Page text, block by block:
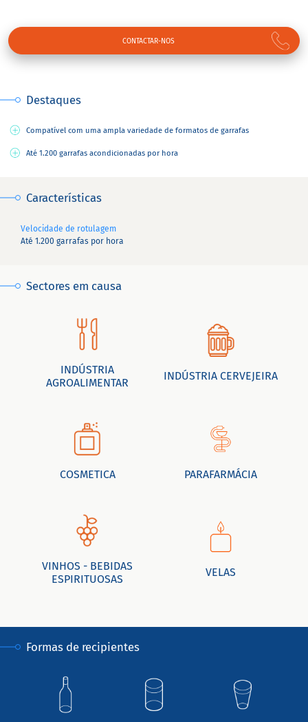
CONTACTAR-NOS
Destaques
Compatível com uma ampla variedade de formatos de garrafas
Até 1.200 garrafas acondicionadas por hora
Características
Velocidade de rotulagem
Até 1.200 garrafas por hora
Sectores em causa
INDÚSTRIA
AGROALIMENTAR
INDÚSTRIA CERVEJEIRA
COSMETICA PARAFARMÁCIA
VINHOS - BEBIDAS
ESPIRITUOSAS
VELAS
Formas de recipientes